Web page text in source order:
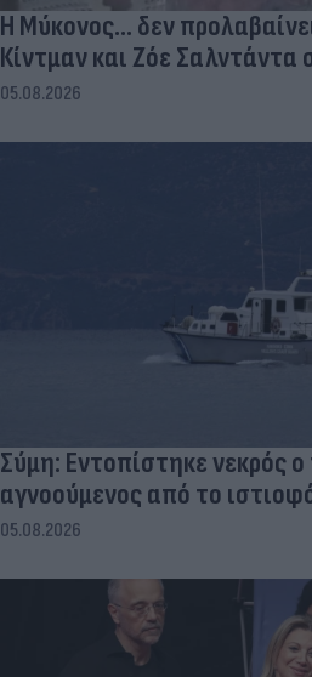
Η Μύκονος... δεν
Κίντμαν και Ζόε
05.08.2026
Σύμη: Εντοπίστηκε νεκρός
αγνοούμενος από το
05.08.2026